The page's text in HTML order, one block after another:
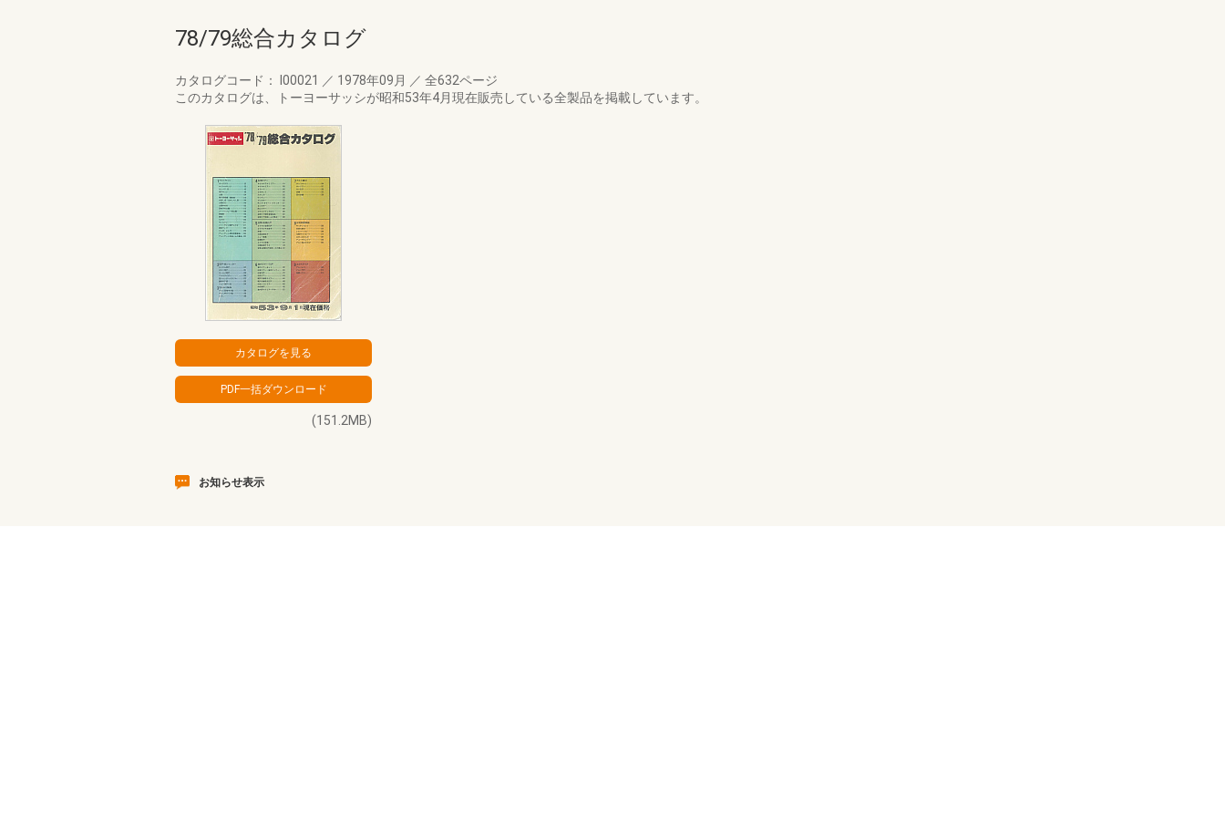
78/79総合カタログ
カタログコード： I00021 ／ 1978年09月 ／ 全632ページ
このカタログは、トーヨーサッシが昭和53年4月現在販売している全製品を掲載しています。
(151.2MB)
お知らせ表示